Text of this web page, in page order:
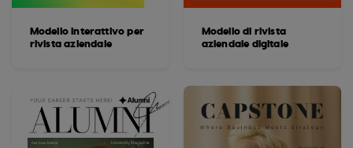
Modello interattivo per
rivista aziendale
Modello di rivista
aziendale digitale